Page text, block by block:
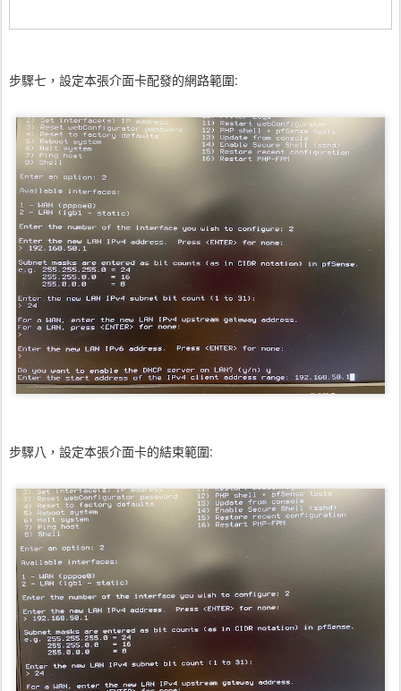
步驟七，設定本張介面卡配發的網路範圍:
步驟八，設定本張介面卡的結束範圍: